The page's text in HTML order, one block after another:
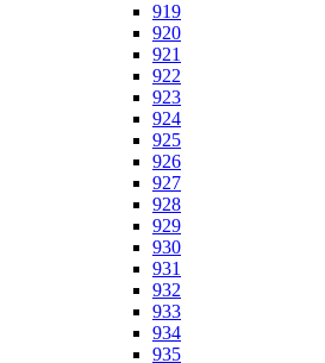
919
920
921
922
923
924
925
926
927
928
929
930
931
932
933
934
935